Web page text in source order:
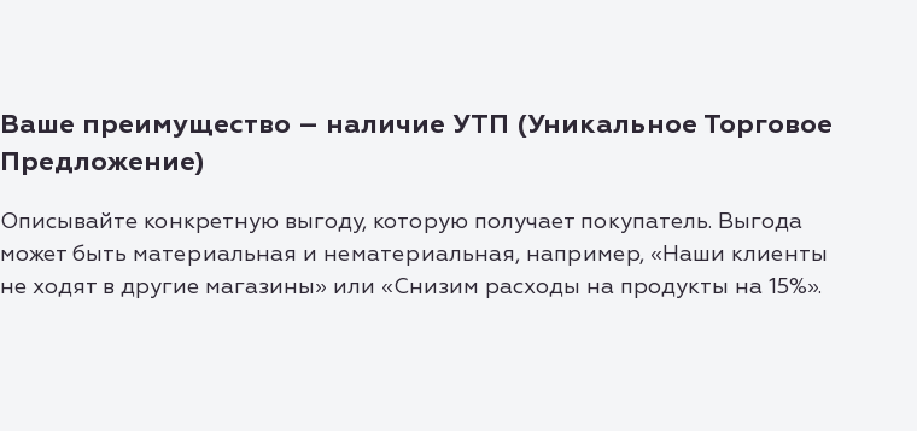
Ваше преимущество – наличие УТП (Уникальное Торговое
Предложение)
Описывайте конкретную выгоду, которую получает покупатель. Выгода
может быть материальная и нематериальная, например, «Наши клиенты
не ходят в другие магазины» или «Снизим расходы на продукты на 15%».